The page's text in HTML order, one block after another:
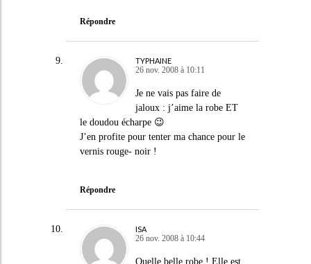
Répondre
TYPHAINE
26 nov. 2008 à 10:11
Je ne vais pas faire de
jaloux : j’aime la robe ET
le doudou écharpe 😉
J’en profite pour tenter ma chance pour le
vernis rouge- noir !
Répondre
ISA
26 nov. 2008 à 10:44
Quelle belle robe ! Elle est